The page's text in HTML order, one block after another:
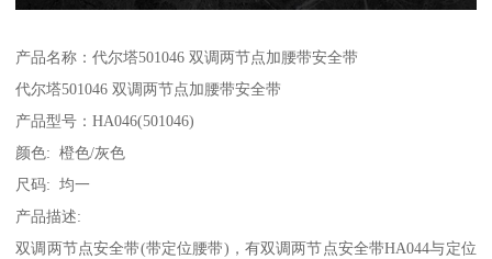
产品名称：代尔塔501046 双调两节点加腰带安全带
代尔塔501046 双调两节点加腰带安全带
产品型号：HA046(501046)
颜色: 橙色/灰色
尺码: 均一
产品描述:
双调两节点安全带(带定位腰带)，有双调两节点安全带HA044与定位